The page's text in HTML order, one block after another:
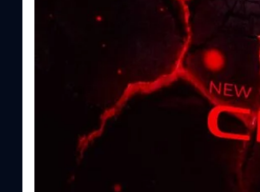
Honda City ใหม่ คัมแบ็กครั้งใหญ่
569,000 บาท ถึง 30 ก.ย. นี้เท่านั้น
บริษัท ฮอนด้า ออโตโมบิล (ประเทศไทย) จำกัด
Honda City ใหม่ การคัมแบ็กครั้งใหญ่ของไล
อีกขั้น ทั้งกระจังหน้าดีไซน์ใหม่ ไฟหน้าแบบ
ไฟท้าย LED แบบใส พร้อมเพิ่มฟีเจอร์ใหม่ ! อ
System : MVCS) ระบบเครื่องเสียงหน้าจอสัม
และ Android AutoTM แบบไร้สาย อุปกรณ์ชา
เติมเต็มความต้องการและตอบโจทย์ไลฟ์สไตล์
คาร์ฮอนด้าได้ง่ายยิ่งขึ้น กับราคาพิเศษช่วงเปิด